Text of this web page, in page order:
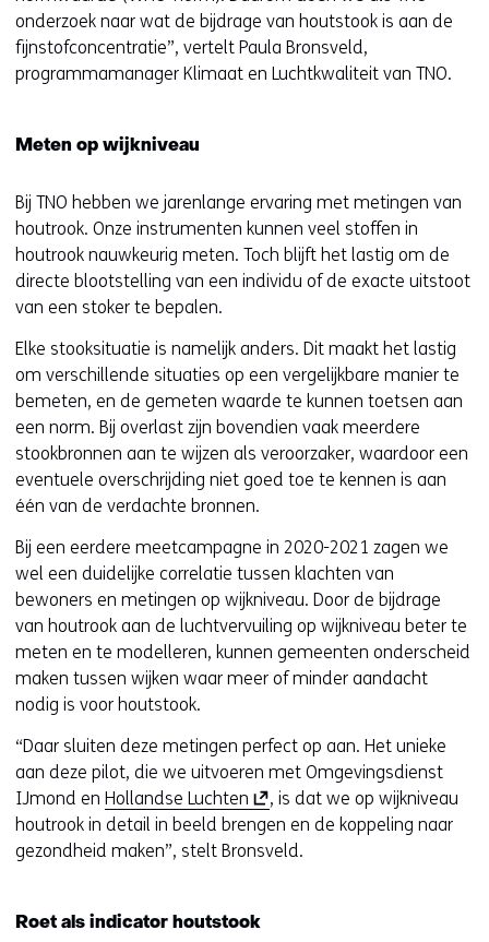
onderzoek naar wat de bijdrage van houtstook is aan de
fijnstofconcentratie”, vertelt Paula Bronsveld,
programmamanager Klimaat en Luchtkwaliteit van TNO.
Meten op wijkniveau
Bij TNO hebben we jarenlange ervaring met metingen van
houtrook. Onze instrumenten kunnen veel stoffen in
houtrook nauwkeurig meten. Toch blijft het lastig om de
directe blootstelling van een individu of de exacte uitstoot
van een stoker te bepalen.
Elke stooksituatie is namelijk anders. Dit maakt het lastig
om verschillende situaties op een vergelijkbare manier te
bemeten, en de gemeten waarde te kunnen toetsen aan
een norm. Bij overlast zijn bovendien vaak meerdere
stookbronnen aan te wijzen als veroorzaker, waardoor een
eventuele overschrijding niet goed toe te kennen is aan
één van de verdachte bronnen.
Bij een eerdere meetcampagne in 2020-2021 zagen we
wel een duidelijke correlatie tussen klachten van
bewoners en metingen op wijkniveau. Door de bijdrage
van houtrook aan de luchtvervuiling op wijkniveau beter te
meten en te modelleren, kunnen gemeenten onderscheid
maken tussen wijken waar meer of minder aandacht
nodig is voor houtstook.
“Daar sluiten deze metingen perfect op aan. Het unieke
aan deze pilot, die we uitvoeren met Omgevingsdienst
IJmond en Hollandse Luchten (
o
p
t
, is dat we op wijkniveau
houtrook in detail in beeld brengen en de koppeling naar
gezondheid maken”, stelt Bronsveld.
Roet als indicator houtstook